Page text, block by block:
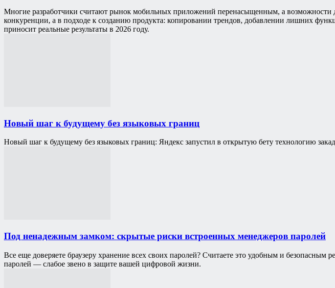
Многие разработчики считают рынок мобильных приложений перенасыщенным, а
конкуренции, а в подходе к созданию продукта: копировании трендов, добавлении лишних
приносит реальные результаты в 2026 году.
Новый шаг к будущему без языковых границ
Новый шаг к будущему без языковых границ: Яндекс запустил в открытую бету технологию
Под ненадежным замком: скрытые риски встроенных менеджеров паролей
Все еще доверяете браузеру хранение всех своих паролей? Считаете это удобным и
паролей — слабое звено в защите вашей цифровой жизни.